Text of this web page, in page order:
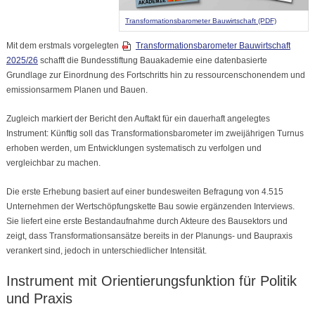
Transformationsbarometer Bauwirtschaft (PDF)
Mit dem erstmals vorgelegten
Transformationsbarometer Bauwirtschaft
2025/26 schafft die Bundesstiftung Bauakademie eine datenbasierte
Grundlage zur Einordnung des Fortschritts hin zu ressourcenschonendem und
emissionsarmem Planen und Bauen.
Zugleich markiert der Bericht den Auftakt für ein dauerhaft angelegtes
Instrument: Künftig soll das Transformationsbarometer im zweijährigen Turnus
erhoben werden, um Entwicklungen systematisch zu verfolgen und
vergleichbar zu machen.
Die erste Erhebung basiert auf einer bundesweiten Befragung von 4.515
Unternehmen der Wertschöpfungskette Bau sowie ergänzenden Interviews.
Sie liefert eine erste Bestandaufnahme durch Akteure des Bausektors und
zeigt, dass Transformationsansätze bereits in der Planungs- und Baupraxis
verankert sind, jedoch in unterschiedlicher Intensität.
Instrument mit Orientierungsfunktion für Politik
und Praxis